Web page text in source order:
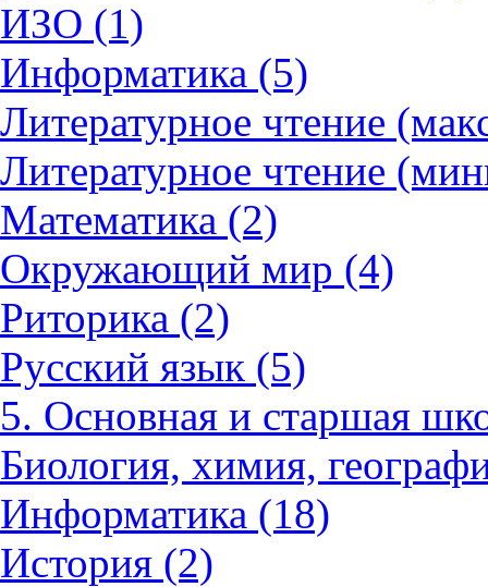
ИЗО (1)
Информатика (5)
Литературное чтение
Литературное чтение
Математика (2)
Окружающий мир (4)
Риторика (2)
Русский язык (5)
5. Основная и старшая
Биология, химия,
Информатика (18)
История (2)